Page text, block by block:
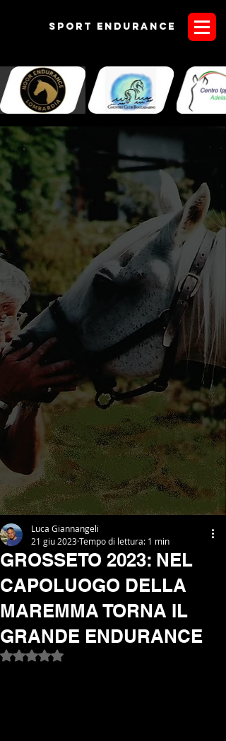
Sport endurANCE
GROSSETO 2023: NEL
CAPOLUOGO DELLA
MAREMMA TORNA IL
GRANDE ENDURANCE
Luca Giannangeli
21 giu 2023Tempo di lettura: 1 min
Valutazione NaN stelle su 5.